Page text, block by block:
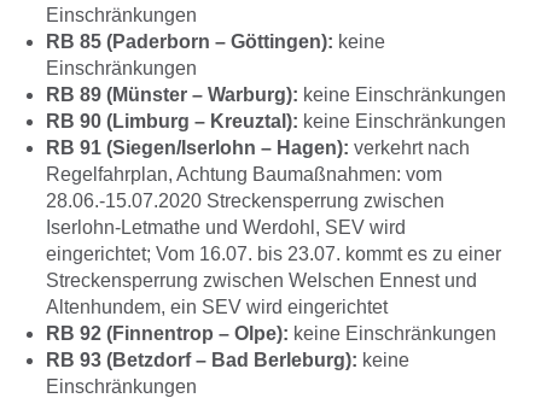
Einschränkungen
RB 85 (Paderborn – Göttingen): keine
Einschränkungen
RB 89 (Münster – Warburg): keine Einschränkungen
RB 90 (Limburg – Kreuztal): keine Einschränkungen
RB 91 (Siegen/Iserlohn – Hagen): verkehrt nach
Regelfahrplan, Achtung Baumaßnahmen: vom
28.06.-15.07.2020 Streckensperrung zwischen
Iserlohn-Letmathe und Werdohl, SEV wird
eingerichtet; Vom 16.07. bis 23.07. kommt es zu einer
Streckensperrung zwischen Welschen Ennest und
Altenhundem, ein SEV wird eingerichtet
RB 92 (Finnentrop – Olpe): keine Einschränkungen
RB 93 (Betzdorf – Bad Berleburg): keine
Einschränkungen